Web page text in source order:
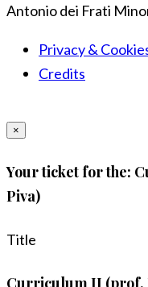
Antonio dei Frati
Privacy &
Credits
×
Your ticket for the:
Piva)
Title
Curriculum II (prof.